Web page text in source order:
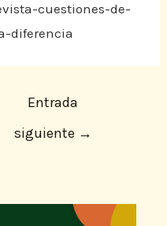
cuestiones-de-
diferencia
Entrada
siguiente →